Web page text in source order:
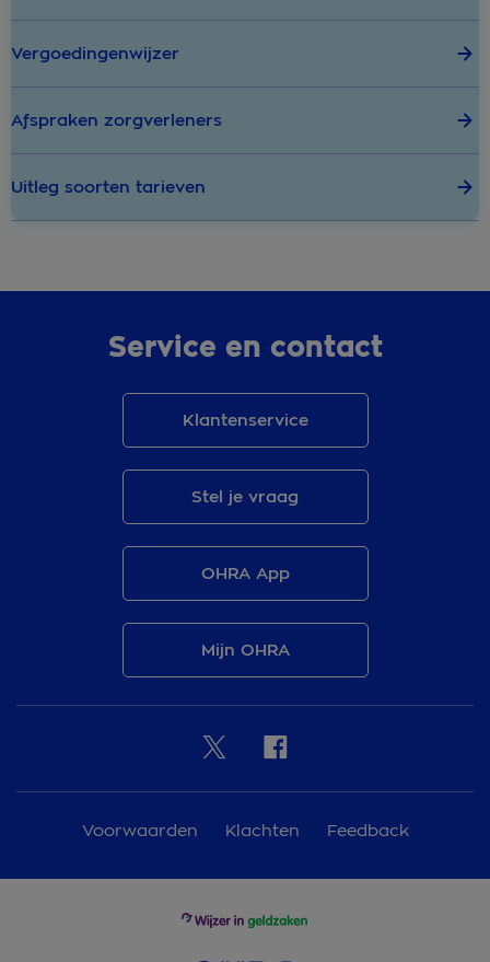
Vergoedingenwijzer
Afspraken zorgverleners
Uitleg soorten tarieven
Service en contact
Klantenservice
Stel je vraag
OHRA App
Mijn OHRA
Voorwaarden Klachten Feedback